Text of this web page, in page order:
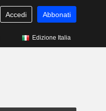
Accedi Abbonati
Edizione Italia